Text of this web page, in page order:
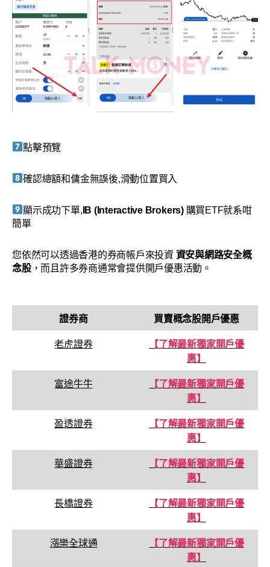
點擊預覽
確認總額和傭金無誤後,滑動位置買入
顯示成功下單, IB (Interactive Brokers) 購買ETF就系咁
簡單
您依然可以透過香港的券商帳戶來投資 資安與網路安全概
念股，而且許多券商通常會提供開戶優惠活動。
證券商 買賣概念股開戶優惠
老虎證券
【了解最新獨家開戶優
惠】
富途牛牛
【了解最新獨家開戶優
惠】
盈透證券
【了解最新獨家開戶優
惠】
華盛證券
【了解最新獨家開戶優
惠】
長橋證券
【了解最新獨家開戶優
惠】
漲樂全球通
【了解最新獨家開戶優
惠】